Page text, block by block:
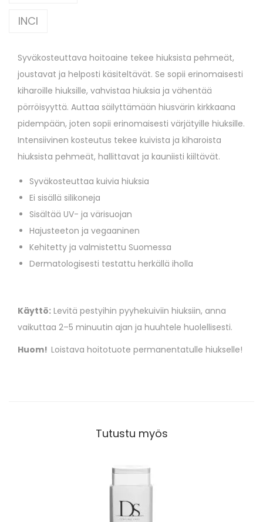
INCI
Syväkosteuttava hoitoaine tekee hiuksista pehmeät,
joustavat ja helposti käsiteltävät. Se sopii erinomaisesti
kiharoille hiuksille, vahvistaa hiuksia ja vähentää
pörröisyyttä. Auttaa säilyttämään hiusvärin kirkkaana
pidempään, joten sopii erinomaisesti värjätyille hiuksille.
Intensiivinen kosteutus tekee kuivista ja kiharoista
hiuksista pehmeät, hallittavat ja kauniisti kiiltävät.
Syväkosteuttaa kuivia hiuksia
Ei sisällä silikoneja
Sisältää UV- ja värisuojan
Hajusteeton ja vegaaninen
Kehitetty ja valmistettu Suomessa
Dermatologisesti testattu herkällä iholla
Käyttö: Levitä pestyihin pyyhekuiviin hiuksiin, anna
vaikuttaa 2–5 minuutin ajan ja huuhtele huolellisesti.
Huom! Loistava hoitotuote permanentatulle hiukselle!
Tutustu myös